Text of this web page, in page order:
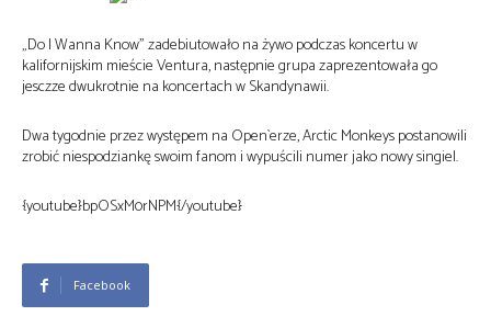
„Do I Wanna Know” zadebiutowało na żywo podczas koncertu w
kalifornijskim mieście Ventura, następnie grupa zaprezentowała go
jesczze dwukrotnie na koncertach w Skandynawii.
Dwa tygodnie przez występem na Open`erze, Arctic Monkeys postanowili
zrobić niespodziankę swoim fanom i wypuścili numer jako nowy singiel.
{youtube}bpOSxM0rNPM{/youtube}
Facebook